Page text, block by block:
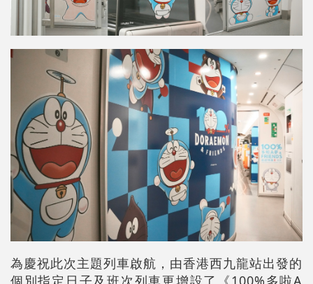
為慶祝此次主題列車啟航，由香港西九龍站出發的
個別指定日子及班次列車更增設了《100%多啦A